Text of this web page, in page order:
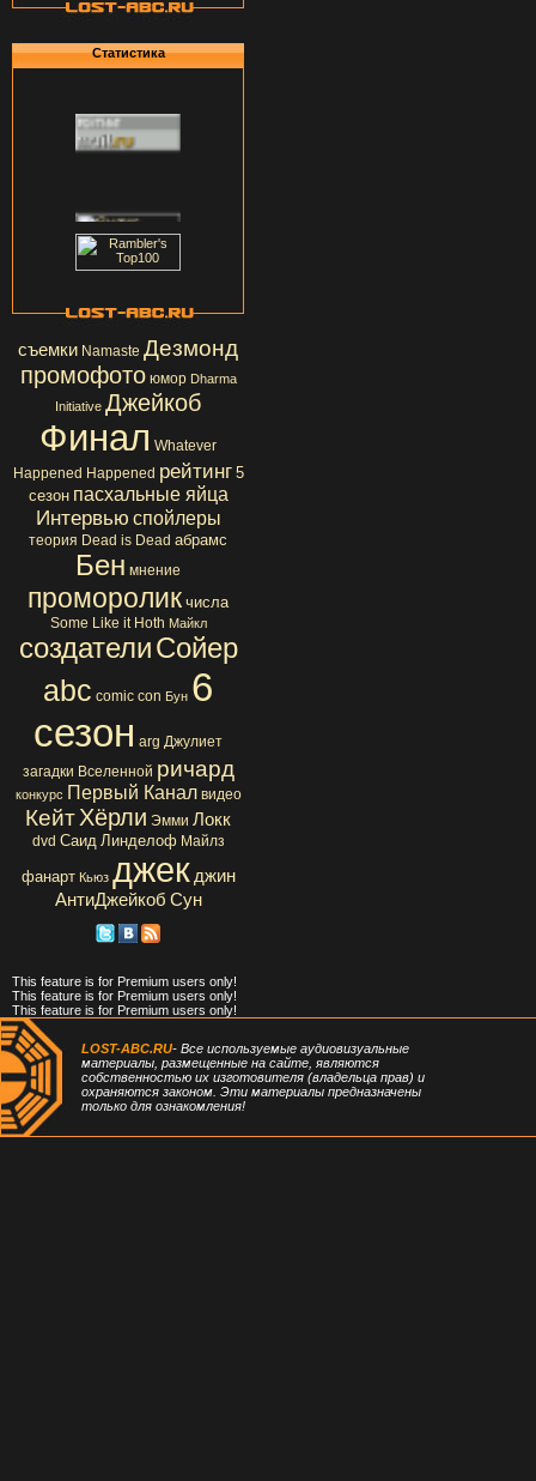
Статистика
съемки Namaste Дезмонд
промофото юмор Dharma
Initiative Джейкоб
Финал Whatever
Happened Happened рейтинг 5
сезон пасхальные яйца
Интервью спойлеры
теория Dead is Dead абрамс
Бен мнение
проморолик числа
Some Like it Hoth Майкл
создателиСойер
abc comic con Бун 6
сезон arg Джулиет
загадки Вселенной ричард
конкурс Первый Канал видео
КейтХёрли Эмми Локк
dvd Саид Линделоф Майлз
фанарт Кьюз джек джин
АнтиДжейкоб Сун
This feature is for Premium users only!
This feature is for Premium users only!
This feature is for Premium users only!
LOST-ABC.RU- Все используемые аудиовизуальные
материалы, размещенные на сайте, являются
собственностью их изготовителя (владельца прав) и
охраняются законом. Эти материалы предназначены
только для ознакомления!